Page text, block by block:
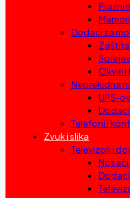
Prazni
Dodaci za
Okviri
Neprekidna
UPS-
Telefoni i
Zvuk i slika
Televizori i
Nosači